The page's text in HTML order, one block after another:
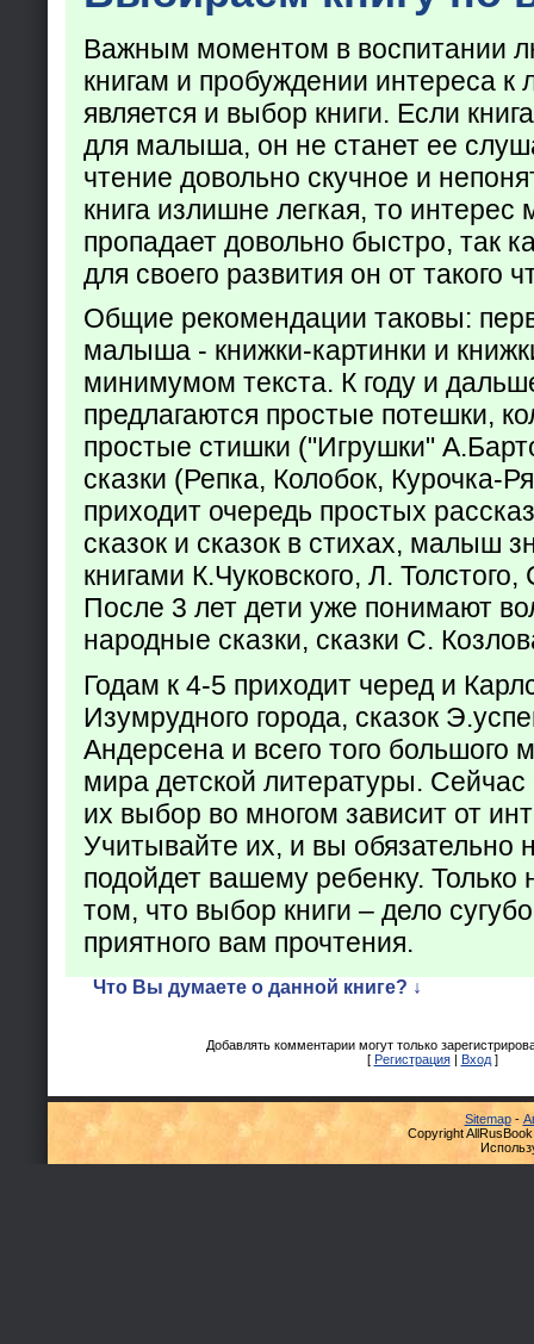
Важным моментом в воспитании
книгам и пробуждении интереса к
является и выбор книги. Если
для малыша, он не станет ее
чтение довольно скучное и
книга излишне легкая, то
пропадает довольно быстро, так
для своего развития он от такого
Общие рекомендации таковы:
малыша - книжки-картинки и
минимумом текста. К году и
предлагаются простые потешки,
простые стишки ("Игрушки"
сказки (Репка, Колобок, Курочка-
приходит очередь простых
сказок и сказок в стихах, малыш
книгами К.Чуковского, Л.
После 3 лет дети уже понимают
народные сказки, сказки С.
Годам к 4-5 приходит черед и
Изумрудного города, сказок
Андерсена и всего того большого
мира детской литературы. Сейчас
их выбор во многом зависит от
Учитывайте их, и вы обязательно
подойдет вашему ребенку. Только
том, что выбор книги – дело
приятного вам прочтения.
Что Вы думаете о данной книге? ↓
Добавлять комментарии могут только
[ Регистрация| Вход]
Sitemap-
Copyright